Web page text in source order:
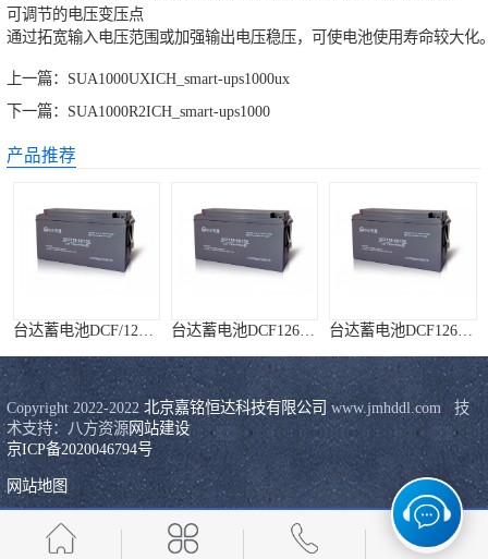
可调节的电压变压点
通过拓宽输入电压范围或加强输出电压稳压，可使电池使用寿命较大化
上一篇： SUA1000UXICH_smart-ups1000ux
下一篇： SUA1000R2ICH_smart-ups1000
产品推荐
台达蓄电池DCF126-12/100 台达蓄电池DCF126-12/38 易事特UPS电源
Copyright 2022-2022 北京嘉铭恒达科技有限公司 www.jmhddl.com   技
术支持：八方资源网站建设
京ICP备2020046794号
网站地图